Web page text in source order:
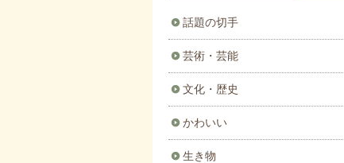
話題の切手
芸術・芸能
文化・歴史
かわいい
生き物